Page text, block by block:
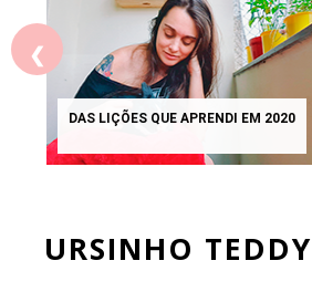
DAS LIÇÕES QUE APRENDI EM 2020
❮
URSINHO TEDDY